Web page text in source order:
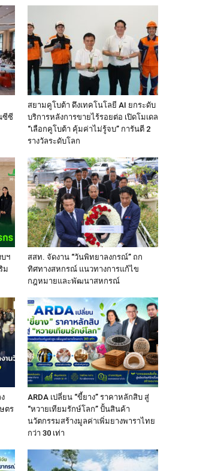
ซีซี
สยามคูโบต้า ดึงเทคโนโลยี AI ยกระดับ
บริการหลังการขายไร้รอยต่อ เปิดโมเดล
“เลือกคูโบต้า คุ้มค่าไม่รู้จบ” การันตี 2
รางวัลระดับโลก
ฯ
ม
สสท. จัดงาน “วันพิทยาลงกรณ์” ถก
ทิศทางสหกรณ์ แนวทางการแก้ไข
กฎหมายและพัฒนาสหกรณ์
ตร
ARDA เปลี่ยน “ขี้ยาง” ราคาหลักสิบ สู่
“หวายเทียมรักษ์โลก” ปั้นสินค้า
นวัตกรรมสร้างมูลค่าเพิ่มยางพาราไทย
กว่า 30 เท่า